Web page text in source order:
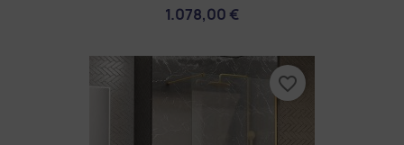
1.078,00 €
favorite_border